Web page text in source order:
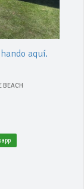
aquí.
BEACH